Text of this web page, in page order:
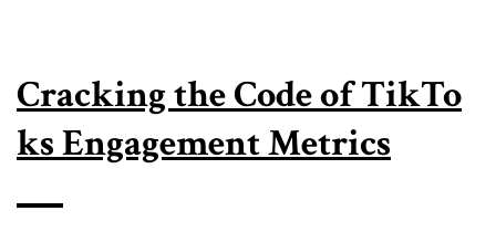
Cracking the Code of TikTo
ks Engagement Metrics